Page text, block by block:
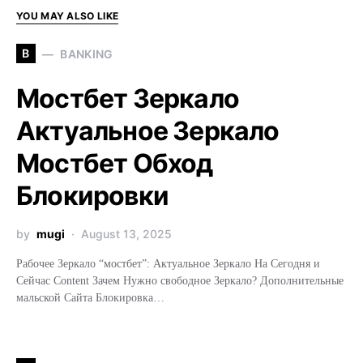
YOU MAY ALSO LIKE
B BANKING
Мостбет Зеркало
Актуальное Зеркало
Мостбет Обход
Блокировки
by mugi August 13, 2025
Рабочее Зеркало “мостбет”: Актуальное Зеркало На Сегодня и
Сейчас Content Зачем Нужно свободное Зеркало? Дополнительные
мальской Сайта Блокировка…